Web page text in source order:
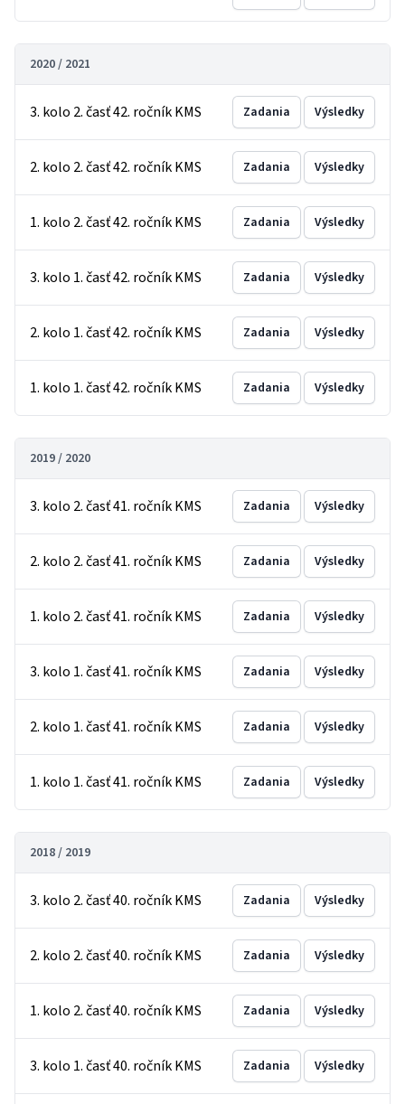
2020 / 2021
3. kolo 2. časť 42. ročník KMS Zadania Výsledky
2. kolo 2. časť 42. ročník KMS Zadania Výsledky
1. kolo 2. časť 42. ročník KMS Zadania Výsledky
3. kolo 1. časť 42. ročník KMS Zadania Výsledky
2. kolo 1. časť 42. ročník KMS Zadania Výsledky
1. kolo 1. časť 42. ročník KMS Zadania Výsledky
2019 / 2020
3. kolo 2. časť 41. ročník KMS Zadania Výsledky
2. kolo 2. časť 41. ročník KMS Zadania Výsledky
1. kolo 2. časť 41. ročník KMS Zadania Výsledky
3. kolo 1. časť 41. ročník KMS Zadania Výsledky
2. kolo 1. časť 41. ročník KMS Zadania Výsledky
1. kolo 1. časť 41. ročník KMS Zadania Výsledky
2018 / 2019
3. kolo 2. časť 40. ročník KMS Zadania Výsledky
2. kolo 2. časť 40. ročník KMS Zadania Výsledky
1. kolo 2. časť 40. ročník KMS Zadania Výsledky
3. kolo 1. časť 40. ročník KMS Zadania Výsledky